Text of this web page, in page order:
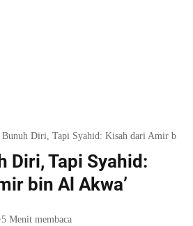
Bunuh Diri, Tapi Syahid: Kisah dari Amir bin
Diri, Tapi Syahid:
bin Al Akwa’
5 Menit membaca